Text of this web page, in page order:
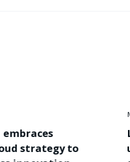
365
Sie Datenschutz
Risiken im Zeitalter